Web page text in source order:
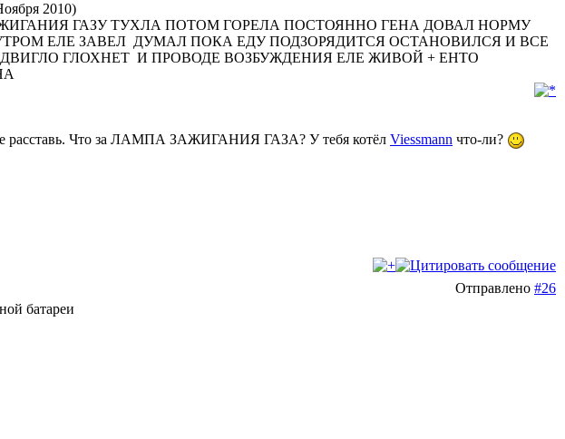
2010)
ГАЗУ ТУХЛА ПОТОМ ГОРЕЛА ПОСТОЯННО ГЕНА ДОВАЛ НОРМУ
ЕЛЕ ЗАВЕЛ ДУМАЛ ПОКА ЕДУ ПОДЗОРЯДИТСЯ ОСТАНОВИЛСЯ И ВСЕ
ГЛОХНЕТ И ПРОВОДЕ ВОЗБУЖДЕНИЯ ЕЛЕ ЖИВОЙ + ЕНТО
расставь. Что за ЛАМПА ЗАЖИГАНИЯ ГАЗА? У тебя котёл Viessmann что-ли?
Отправлено #26
батареи